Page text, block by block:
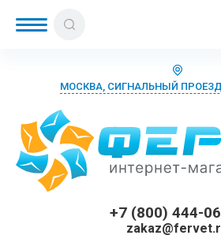
МОСКВА, СИГНАЛЬНЫЙ
+7 (800) 444-